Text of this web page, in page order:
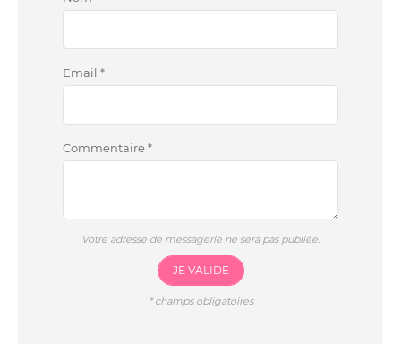
Email *
Commentaire*
Votre adresse de messagerie ne sera pas publiée.
JE VALIDE
*champs obligatoires